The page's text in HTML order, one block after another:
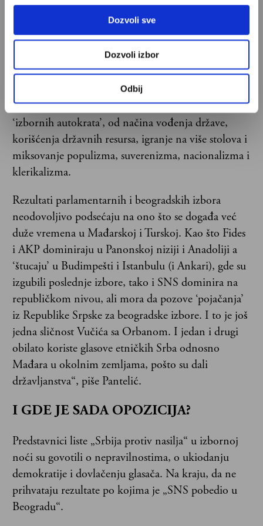
Dozvoli sve
Dozvoli izbor
Odbij
predsednika Redžepa Tajipa Erdogana.
Naravno, u „dužnim proporcijama“.
„Moglo bi se reći da je predsednik SNS-a u dobroj
meri prilagodio srpskim uslovima sve metodologije
vladanja i vođenja izbornih kampanja od dvojice
‘izbornih autokrata’, od načina vođenja države,
korišćenja državnih resursa, igranje na više stolova i
miksovanje populizma, suverenizma, nacionalizma i
klerikalizma.
Rezultati parlamentarnih i beogradskih izbora
neodovoljivo podsećaju na ono što se događa već
duže vremena u Mađarskoj i Turskoj. Kao što Fides
i AKP dominiraju u Panonskoj niziji i Anadoliji a
‘štucaju’ u Budimpešti i Istanbulu (i Ankari), gde su
izgubili poslednje izbore, tako i SNS dominira na
republičkom nivou, ali mora da pozove ‘pojačanja’
iz Republike Srpske za beogradske izbore. I to je još
jedna sličnost Vučića sa Orbanom. I jedan i drugi
obilato koriste glasove etničkih Srba odnosno
Mađara u okolnim zemljama, pošto su dali
državljanstva“, piše Pantelić.
I GDE JE SADA OPOZICIJA?
Predstavnici liste „Srbija protiv nasilja“ u izbornoj
noći su govotili o nepravilnostima, o ukiodanju
demokratije i dovlačenju glasača. Na kraju, da ne
prihvataju rezultate po kojima je „SNS pobedio u
Beogradu“.